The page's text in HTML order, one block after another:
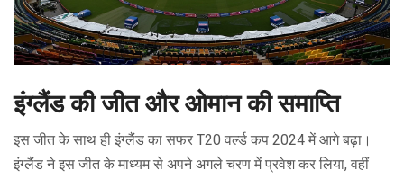
इंग्लैंड की जीत और ओमान की समाप्ति
इस जीत के साथ ही इंग्लैंड का सफर T20 वर्ल्ड कप 2024 में आगे बढ़ा।
इंग्लैंड ने इस जीत के माध्यम से अपने अगले चरण में प्रवेश कर लिया, वहीं